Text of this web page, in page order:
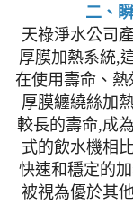
二、
天祿淨水公司
厚膜加熱系統,
在使用壽命、熱
厚膜纏繞絲加
較長的壽命,成
式的飲水機相
快速和穩定的
被視為優於其